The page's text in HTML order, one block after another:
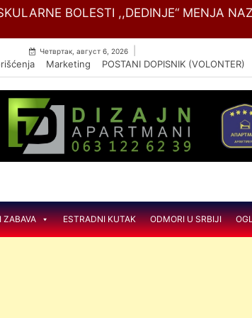
Skip
BOLESTI ,,DEDINJE“ MENJA
Четвртак, август 6, 2026
Marketing POSTANI DOPISNIK (VOLONTER)
ZABAVA ESTRADNI KUTAK ODMORI U SRBIJI